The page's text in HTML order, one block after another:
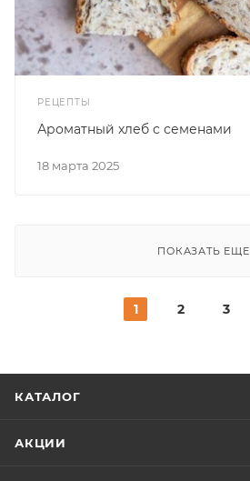
РЕЦЕПТЫ
18 марта 2025
Ароматный хлеб с семенами
ПОКАЗАТЬ ЕЩЕ
1 2 3
КАТАЛОГ
АКЦИИ